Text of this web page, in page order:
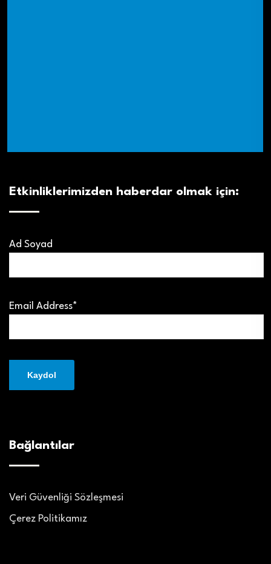
Etkinliklerimizden haberdar olmak için:
Ad Soyad
Email Address*
Bağlantılar
Veri Güvenliği Sözleşmesi
Çerez Politikamız